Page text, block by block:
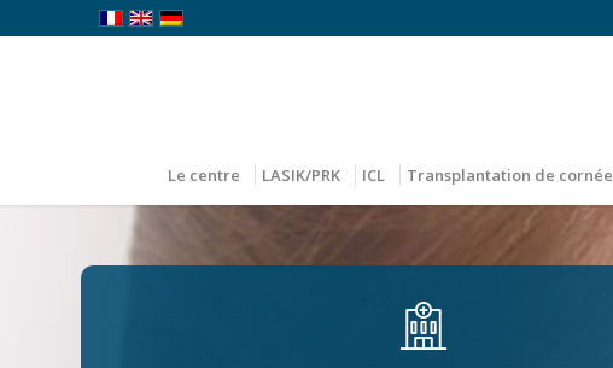
Le centre LASIK/PRK ICL Transplantation de cornée